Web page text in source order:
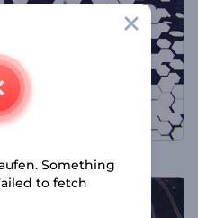
Something
to fetch